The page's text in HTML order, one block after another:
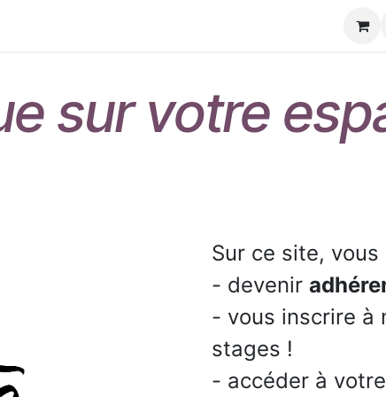
sur votre
Sur ce site,
- devenir
- vous inscrire à
stages !
- accéder à votre